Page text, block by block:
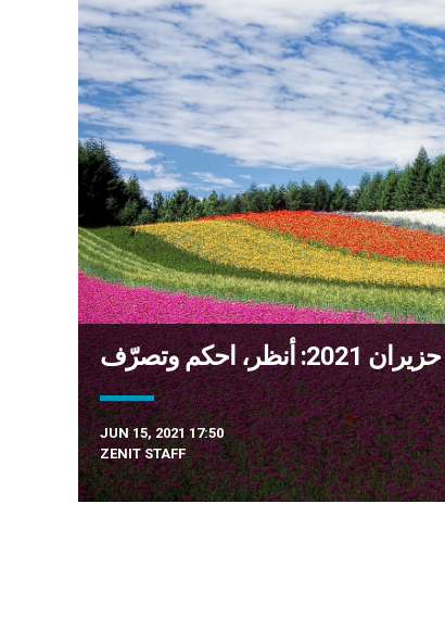
JUN 15, 2021 17:50
ZENIT STAFF